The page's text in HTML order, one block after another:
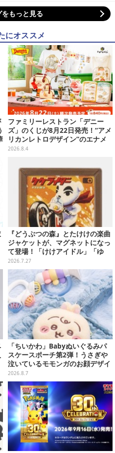
もっと見る
にオススメ
ファミリーレストラン「デニー
ズ」のくじが8月22日発売！“アメ
リカンレトロデザイン”のエナメ
ルバッグやTシャツなど、日常使
2026.8.4
『どうぶつの森』とたけけの楽曲
ジャケットが、マグネットになっ
て登場！「けけアイドル」「ゆ
け！けけライダー」など全10種
2026.7.27
「ちいかわ」Babyぬいぐるみパ
スケースポーチ第2弾！うさぎや
泣いているモモンガのお顔デザイ
ン全4種が8月下旬プライズ展開
2026.8.7